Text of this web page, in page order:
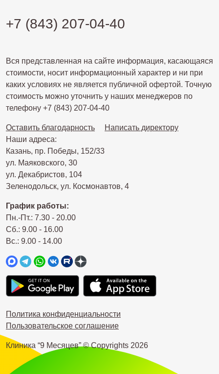
+7 (843) 207-04-40
Вся представленная на сайте информация, касающаяся
стоимости, носит информационный характер и ни при
каких условиях не является публичной офертой. Точную
стоимость можно уточнить у наших менеджеров по
телефону +7 (843) 207-04-40
Оставить благодарность
Написать директору
Наши адреса:
Казань, пр. Победы, 152/33
ул. Маяковского, 30
ул. Декабристов, 104
Зеленодольск, ул. Космонавтов, 4
График работы:
Пн.-Пт.: 7.30 - 20.00
Сб.: 9.00 - 16.00
Вс.: 9.00 - 14.00
Клиника “9 Месяцев” © Copyrights 2026
Политика конфиденциальности
Пользовательское соглашение